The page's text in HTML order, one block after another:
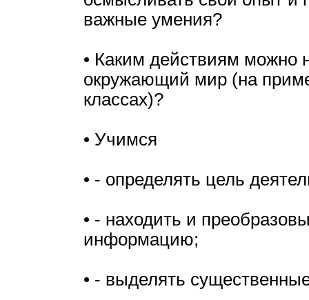
важные умения?
• Каким действиям можно
окружающий мир (на
классах)?
• Учимся
• - определять цель
• - находить и
информацию;
• - выделять